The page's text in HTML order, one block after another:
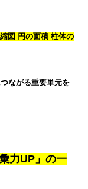
図 円の面積 柱体の
ながる重要単元を
力UP」の一